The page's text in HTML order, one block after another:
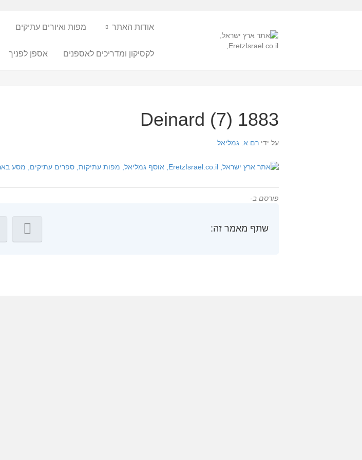
אודות האתר מפות ואיורים עתיקים
לקסיקון ומדריכים לאספנים אספן לפניך
1883 Deinard (7)
על ידי רם א. גמליאל
פורסם ב-
שתף מאמר זה: